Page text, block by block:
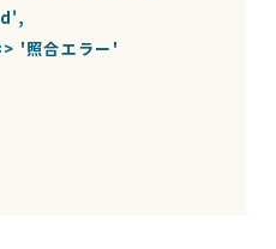
'照合エラー'